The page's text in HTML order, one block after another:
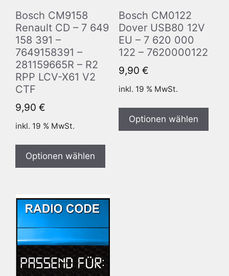
Bosch CM9158
Renault CD – 7 649
158 391 –
7649158391 –
281159665R – R2
RPP LCV-X61 V2
CTF
9,90 €
inkl. 19 % MwSt.
Optionen wählen
Bosch CM0122
Dover USB80 12V
EU – 7 620 000
122 – 7620000122
9,90 €
inkl. 19 % MwSt.
Optionen wählen